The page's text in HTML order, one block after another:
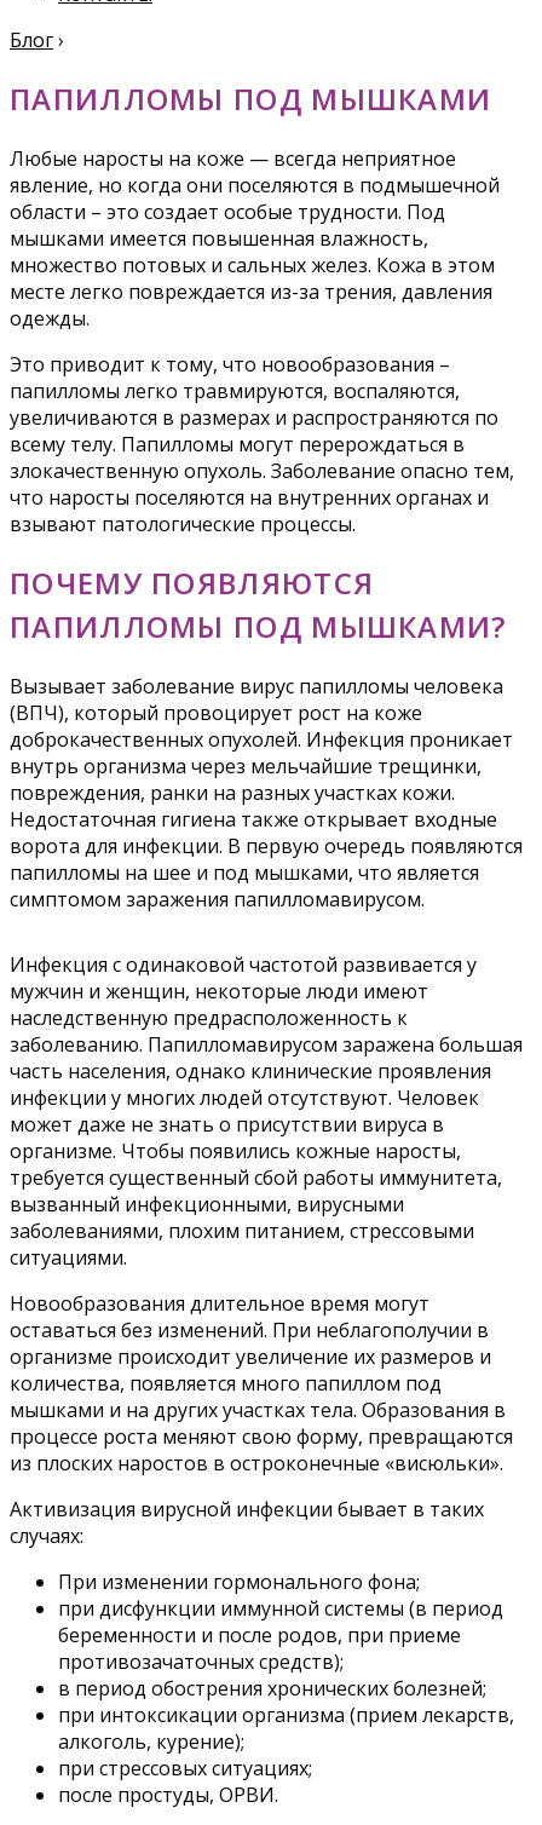
Блог›
ПАПИЛЛОМЫ ПОД МЫШКАМИ
Любые наросты на коже — всегда неприятное
явление, но когда они поселяются в подмышечной
области – это создает особые трудности. Под
мышками имеется повышенная влажность,
множество потовых и сальных желез. Кожа в этом
месте легко повреждается из-за трения, давления
одежды.
Это приводит к тому, что новообразования –
папилломы легко травмируются, воспаляются,
увеличиваются в размерах и распространяются по
всему телу. Папилломы могут перерождаться в
злокачественную опухоль. Заболевание опасно тем,
что наросты поселяются на внутренних органах и
взывают патологические процессы.
ПОЧЕМУ ПОЯВЛЯЮТСЯ
ПАПИЛЛОМЫ ПОД МЫШКАМИ?
Вызывает заболевание вирус папилломы человека
(ВПЧ), который провоцирует рост на коже
доброкачественных опухолей. Инфекция проникает
внутрь организма через мельчайшие трещинки,
повреждения, ранки на разных участках кожи.
Недостаточная гигиена также открывает входные
ворота для инфекции. В первую очередь появляются
папилломы на шее и под мышками, что является
симптомом заражения папилломавирусом.
Инфекция с одинаковой частотой развивается у
мужчин и женщин, некоторые люди имеют
наследственную предрасположенность к
заболеванию. Папилломавирусом заражена большая
часть населения, однако клинические проявления
инфекции у многих людей отсутствуют. Человек
может даже не знать о присутствии вируса в
организме. Чтобы появились кожные наросты,
требуется существенный сбой работы иммунитета,
вызванный инфекционными, вирусными
заболеваниями, плохим питанием, стрессовыми
ситуациями.
Новообразования длительное время могут
оставаться без изменений. При неблагополучии в
организме происходит увеличение их размеров и
количества, появляется много папиллом под
мышками и на других участках тела. Образования в
процессе роста меняют свою форму, превращаются
из плоских наростов в остроконечные «висюльки».
Активизация вирусной инфекции бывает в таких
случаях:
При изменении гормонального фона;
при дисфункции иммунной системы (в период
беременности и после родов, при приеме
противозачаточных средств);
в период обострения хронических болезней;
при интоксикации организма (прием лекарств,
алкоголь, курение);
при стрессовых ситуациях;
после простуды, ОРВИ.